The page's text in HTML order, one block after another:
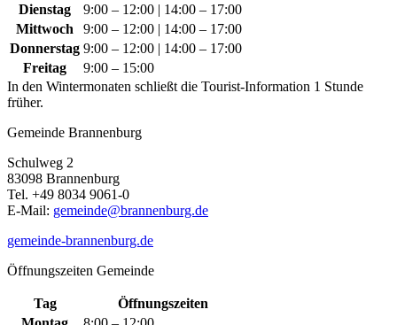
Dienstag
9:00 – 12:00 | 14:00 – 17:00
Mittwoch
9:00 – 12:00 | 14:00 – 17:00
Donnerstag 9:00 – 12:00 | 14:00 – 17:00
Freitag
9:00 – 15:00
In den Wintermonaten schließt die Tourist-Information 1 Stunde
früher.
Gemeinde Brannenburg
Schulweg 2
83098 Brannenburg
Tel. +49 8034 9061-0
E-Mail: gemeinde@brannenburg.de
gemeinde-brannenburg.de
Öffnungszeiten Gemeinde
Tag
Öffnungszeiten